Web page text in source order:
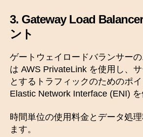
3. Gateway Load
ント
ゲートウェイロードバランサー
は AWS PrivateLink を使用し、
とするトラフィックのためのポ
Elastic Network Interface (ENI) を
時間単位の使用料金とデータ処
ます。